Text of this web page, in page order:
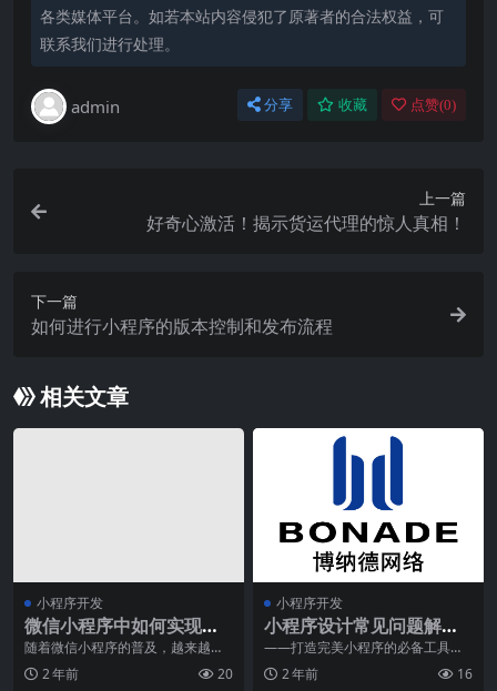
各类媒体平台。如若本站内容侵犯了原著者的合法权益，可
联系我们进行处理。
admin 分享 收藏 点赞(0)
上一篇
好奇心激活！揭示货运代理的惊人真相！
下一篇
如何进行小程序的版本控制和发布流程
相关文章
小程序开发
微信小程序中如何实现离
线缓存？
随着微信小程序的普及，越来越多
的企业和开发者选择在微信小程序
中发布自己的产品。离
2 年前 20
小程序开发
小程序设计常见问题解决
方案
——打造完美小程序的必备工具随
着小程序的流行，越来越多的企业
开始意识到小程序的重
2 年前 16